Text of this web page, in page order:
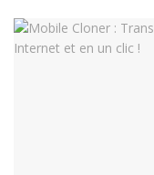
améliorer votre
N’oubliez pas que